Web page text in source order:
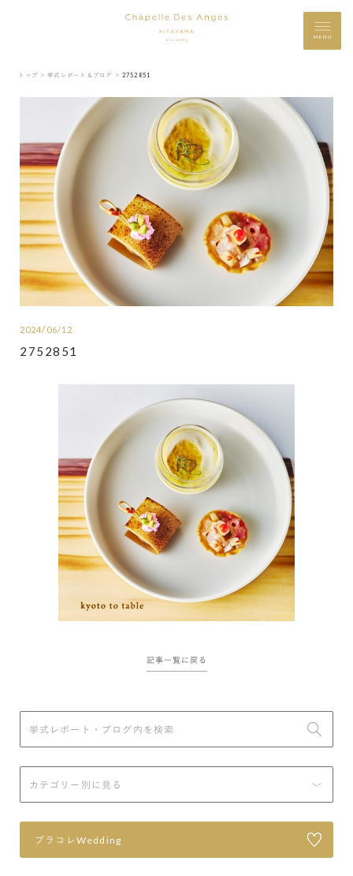
MENU
トップ ＞ 挙式レポート＆ブログ ＞ 2752851
2024/06/12
2752851
記事一覧に戻る
プラコレWedding